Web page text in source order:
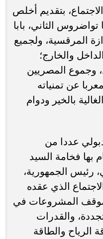
بتقديم أخلص
تواضروس الثاني، بابا
المرقسية، ولجميع
والخارج؛
وجموع المصريين
عن تمنياته
بالخير ودوام
عددا من
بها فخامة السيد
رئيس الجمهورية،
الذي عقده
المشروعات في
والقدرات
الرياح والطاقة